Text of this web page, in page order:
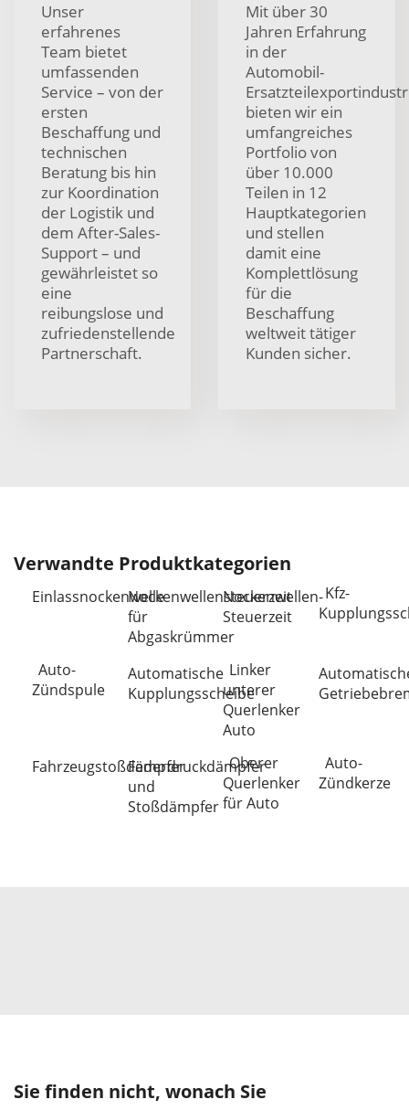
Unser
erfahrenes
Team bietet
umfassenden
Service – von der
ersten
Beschaffung und
technischen
Beratung bis hin
zur Koordination
der Logistik und
dem After-Sales-
Support – und
gewährleistet so
eine
reibungslose und
zufriedenstellende
Partnerschaft.
Mit über 30
Jahren Erfahrung
in der
Automobil-
bieten wir ein
umfangreiches
Portfolio von
über 10.000
Teilen in 12
Hauptkategorien
und stellen
damit eine
Komplettlösung
für die
Beschaffung
weltweit tätiger
Kunden sicher.
Verwandte Produktkategorien
EinlassnockenwelleNockenwellensteuerzeit
für
Abgaskrümmer
Nockenwellen-
Steuerzeit
Kfz-
Auto-
Zündspule
Automatische
Kupplungsscheibe
Linker
unterer
Querlenker
Auto
FahrzeugstoßdämpferFederdruckdämpfer
und
Stoßdämpfer
Oberer
Querlenker
für Auto
Auto-
Zündkerze
Sie finden nicht, wonach Sie